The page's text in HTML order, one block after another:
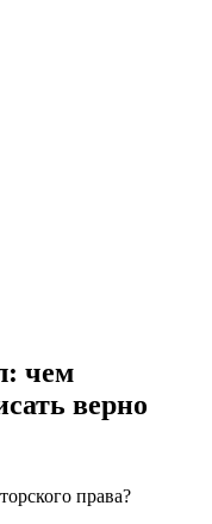
чем
верно
права?